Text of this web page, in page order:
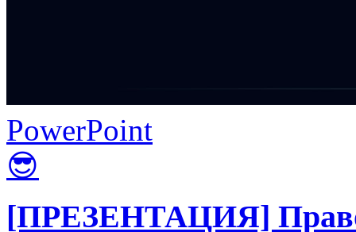
PowerPoint
😎
[ПРЕЗЕНТАЦИЯ] Право